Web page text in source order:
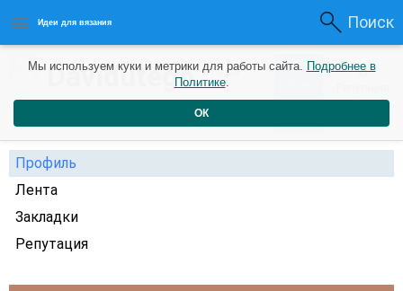
Идеи для вязания Поиск
Davidutego2 года 0 0
Профиль
Лента
Закладки
Репутация
Мы используем куки и метрики для работы сайта. Подробнее в
Политике.
ОК